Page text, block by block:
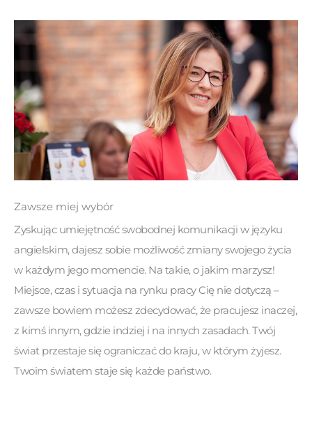
Zawsze miej wybór
Zyskując umiejętność swobodnej komunikacji w języku
angielskim, dajesz sobie możliwość zmiany swojego życia
w każdym jego momencie. Na takie, o jakim marzysz!
Miejsce, czas i sytuacja na rynku pracy Cię nie dotyczą –
zawsze bowiem możesz zdecydować, że pracujesz inaczej,
z kimś innym, gdzie indziej i na innych zasadach. Twój
świat przestaje się ograniczać do kraju, w którym żyjesz.
Twoim światem staje się każde państwo.